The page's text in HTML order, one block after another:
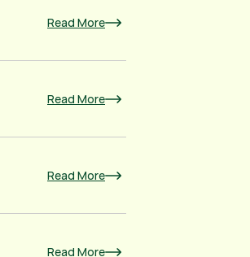
Read More
Read More
Read More
Read More